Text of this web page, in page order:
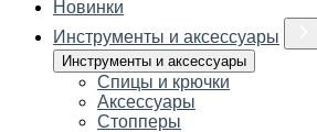
Новинки
Инструменты и аксессуары
Инструменты и аксессуары
Спицы и крючки
Аксессуары
Стопперы